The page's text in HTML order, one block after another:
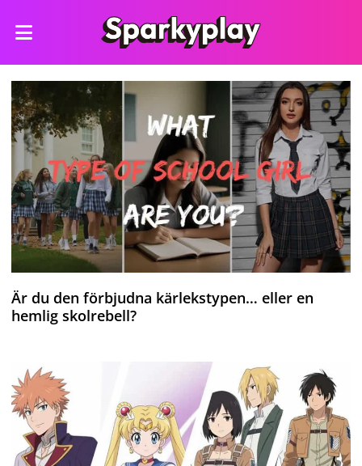
Är du den förbjudna kärlekstypen… eller en
hemlig skolrebell?